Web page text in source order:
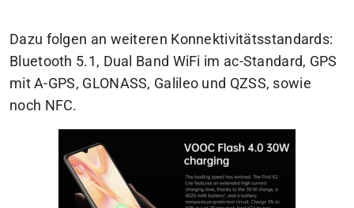
Dazu folgen an weiteren Konnektivitätsstandards:
Bluetooth 5.1, Dual Band WiFi im ac-Standard, GPS
mit A-GPS, GLONASS, Galileo und QZSS, sowie
noch NFC.